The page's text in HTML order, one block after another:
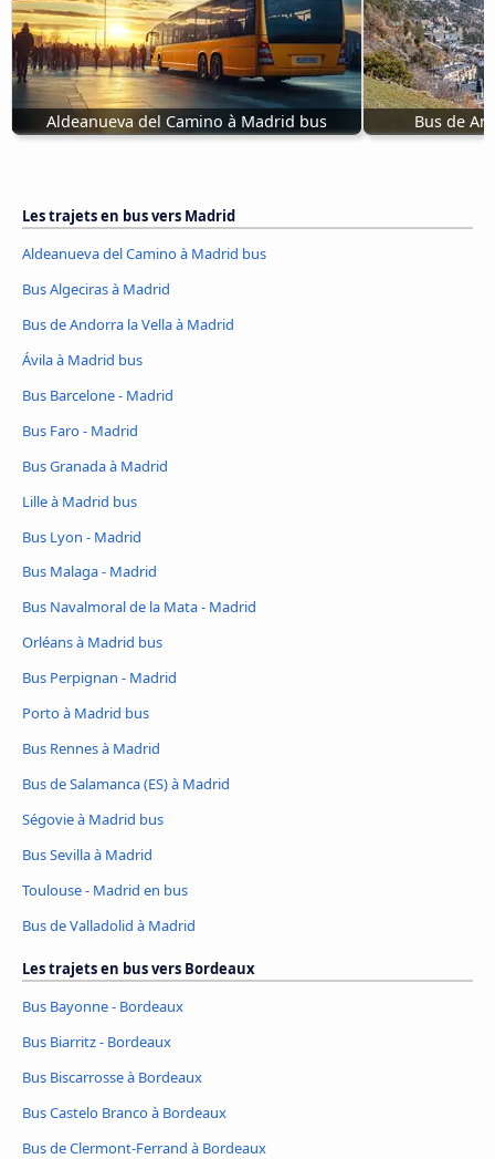
Aldeanueva del Camino à Madrid bus Bus de
Les trajets en bus vers Madrid
Aldeanueva del Camino à Madrid bus
Bus Algeciras à Madrid
Bus de Andorra la Vella à Madrid
Ávila à Madrid bus
Bus Barcelone - Madrid
Bus Faro - Madrid
Bus Granada à Madrid
Lille à Madrid bus
Bus Lyon - Madrid
Bus Malaga - Madrid
Bus Navalmoral de la Mata - Madrid
Orléans à Madrid bus
Bus Perpignan - Madrid
Porto à Madrid bus
Bus Rennes à Madrid
Bus de Salamanca (ES) à Madrid
Ségovie à Madrid bus
Bus Sevilla à Madrid
Toulouse - Madrid en bus
Bus de Valladolid à Madrid
Les trajets en bus vers Bordeaux
Bus Bayonne - Bordeaux
Bus Biarritz - Bordeaux
Bus Biscarrosse à Bordeaux
Bus Castelo Branco à Bordeaux
Bus de Clermont-Ferrand à Bordeaux